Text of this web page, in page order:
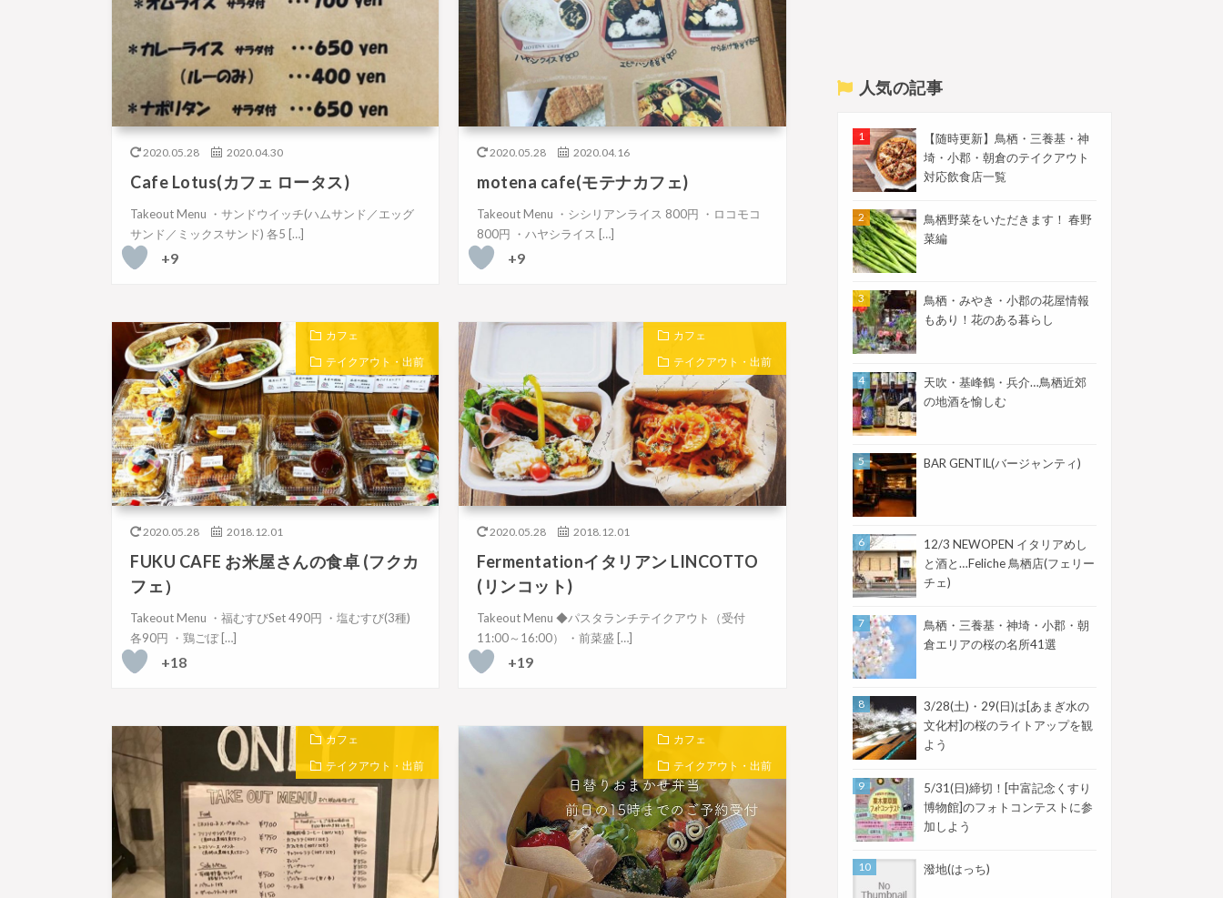
2020.05.28 2020.04.30
Cafe Lotus(カフェ ロータス)
Takeout Menu ・サンドウイッチ(ハムサンド／エッグ
サンド／ミックスサンド) 各5 […]
+9
2020.05.28 2020.04.16
motena cafe(モテナカフェ)
Takeout Menu ・シシリアンライス 800円 ・ロコモコ
800円 ・ハヤシライス […]
+9
カフェ
テイクアウト・出前
2020.05.28 2018.12.01
FUKU CAFE お米屋さんの食卓 (フクカ
フェ）
Takeout Menu ・福むすびSet 490円 ・塩むすび(3種)
各90円 ・鶏ごぼ […]
+18
カフェ
テイクアウト・出前
2020.05.28 2018.12.01
Fermentationイタリアン LINCOTTO
(リンコット)
Takeout Menu ◆パスタランチテイクアウト（受付
11:00～16:00） ・前菜盛 […]
+19
カフェ
テイクアウト・出前
カフェ
テイクアウト・出前
人気の記事
【随時更新】鳥栖・三養基・神
埼・小郡・朝倉のテイクアウト
対応飲食店一覧
鳥栖野菜をいただきます！ 春野
菜編
鳥栖・みやき・小郡の花屋情報
もあり！花のある暮らし
天吹・基峰鶴・兵介…鳥栖近郊
の地酒を愉しむ
BAR GENTIL(バージャンティ)
12/3 NEWOPEN イタリアめし
と酒と…Feliche 鳥栖店(フェリー
チェ)
鳥栖・三養基・神埼・小郡・朝
倉エリアの桜の名所41選
3/28(土)・29(日)は[あまぎ水の
文化村]の桜のライトアップを観
よう
5/31(日)締切！[中富記念くすり
博物館]のフォトコンテストに参
加しよう
潑地(はっち)